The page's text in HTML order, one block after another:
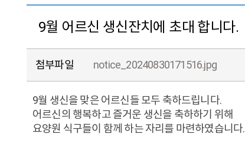
9월 어르신 생신잔치에 초대 합니다.
첨부파일 notice_20240830171516.jpg
9월 생신을 맞은 어르신들 모두 축하드립니다.
어르신의 행복하고 즐거운 생신을 축하하기 위해
요양원 식구들이 함께 하는 자리를 마련하였습니다.